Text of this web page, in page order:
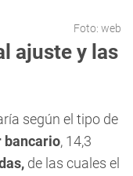
Foto: web
ajuste y las
según el tipo de
bancario, 14,3
de las cuales el